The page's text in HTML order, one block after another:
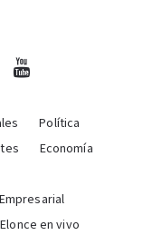
Política
Economía
Elonce en vivo